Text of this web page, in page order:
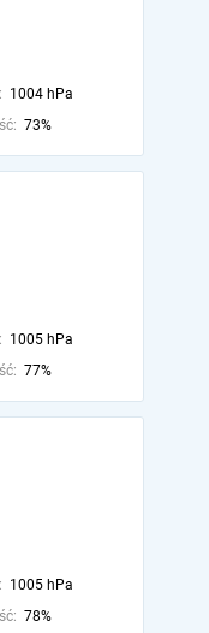
1004 hPa
73%
1005 hPa
77%
1005 hPa
78%